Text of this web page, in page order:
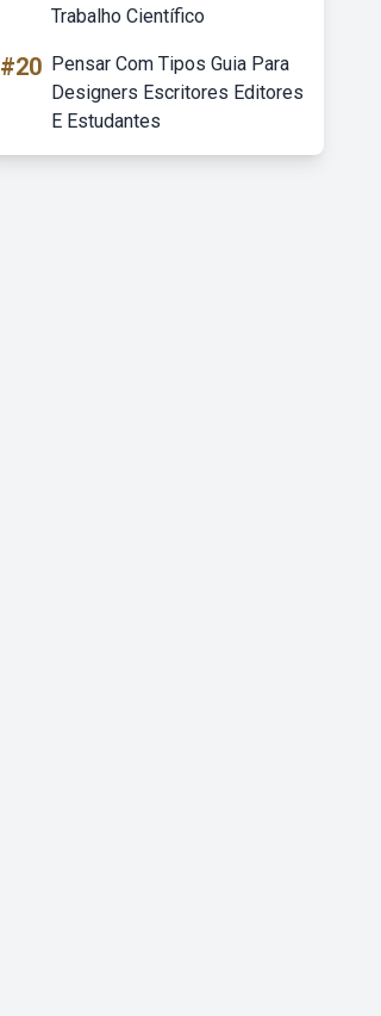
Trabalho Científico
#20 Pensar Com Tipos Guia Para
Designers Escritores Editores
E Estudantes